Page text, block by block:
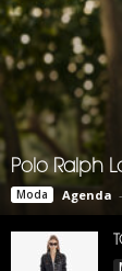
Polo Ralph
Moda Agenda -